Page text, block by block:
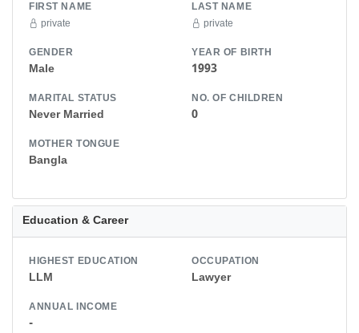
FIRST NAME
private
LAST NAME
private
GENDER
Male
YEAR OF BIRTH
1993
MARITAL STATUS
Never Married
NO. OF CHILDREN
0
MOTHER TONGUE
Bangla
Education & Career
HIGHEST EDUCATION
LLM
OCCUPATION
Lawyer
ANNUAL INCOME
-